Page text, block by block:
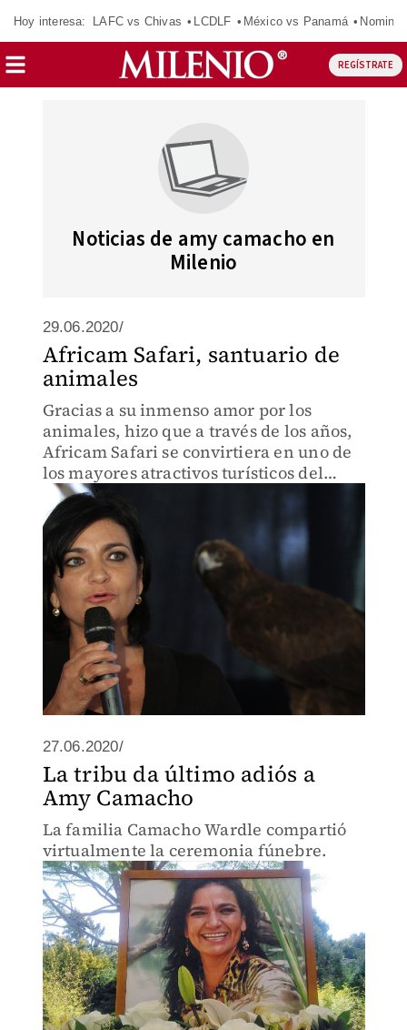
Hoy interesa: LAFC vs Chivas LCDLF México vs Panamá
REGÍSTRATE
Noticias de amy camacho en
Milenio
29.06.2020/
Africam Safari, santuario de
animales
Gracias a su inmenso amor por los
animales, hizo que a través de los años,
Africam Safari se convirtiera en uno de
los mayores atractivos turísticos del
estado.
27.06.2020/
La tribu da último adiós a
Amy Camacho
La familia Camacho Wardle compartió
virtualmente la ceremonia fúnebre.